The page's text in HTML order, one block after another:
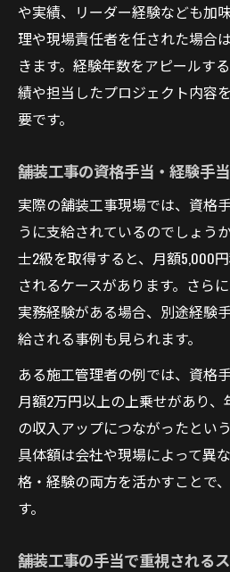
や実績、リーダー経験なども加
理や現場責任者を任された場合
きます。経験年数をアピールす
績や担当したプロジェクト内容
要です。
舗装工事の資格手当・経験手
実際の舗装工事現場では、資格
うに支給されているのでしょう
士2級を取得すると、月額5,000
されるケースがあります。さら
実務経験がある場合、別途経験
給される事例も見られます。
ある施工管理者の例では、資格
月額2万円以上の上乗せがあり
の収入アップにつながったとい
具体額は会社や現場によって異
格・経験の両方を活かすことで
す。
舗装工事の手当で重視される